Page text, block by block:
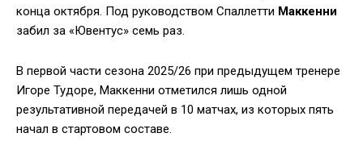
конца октября. Под руководством Спаллетти Маккенни
забил за «Ювентус» семь раз.
В первой части сезона 2025/26 при предыдущем тренере
Игоре Тудоре, Маккенни отметился лишь одной
результативной передачей в 10 матчах, из которых пять
начал в стартовом составе.